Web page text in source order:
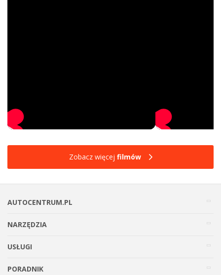
Zobacz więcej filmów
AUTOCENTRUM.PL
NARZĘDZIA
USŁUGI
PORADNIK